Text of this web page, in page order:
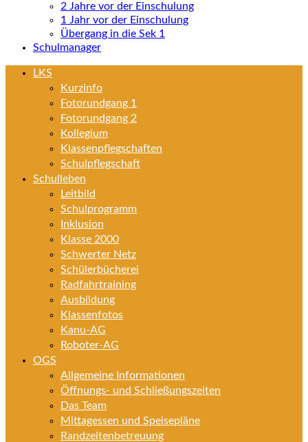
2 Jahre vor der Einschulung
1 Jahr vor der Einschulung
Übergang in die Sek 1
Schulmanager
LKS
Kurzinfo
Fotorundgang 1
Fotorundgang 2
Kollegium
Klassenpflegschaften
Schulpflegschaft
Schulleben
Leitbild
Schulprogramm
Inklusion
Klasse 2000
Schwerter Netz
Schülerbücherei
Radfahrtraining
Ausbildung
Klassenfotos
Kanu-AG
Roboter-AG
OGS
Allgemeine Informationen
Öffnungs- und Schließungszeiten
Das Team
Mittagessen und Speisepläne
Randzeitenbetreuung